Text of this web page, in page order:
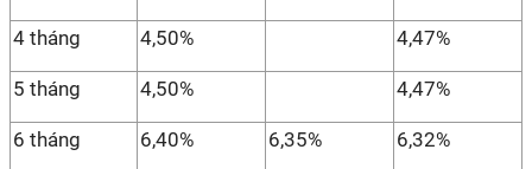
4 tháng 4,50% 4,47%
5 tháng 4,50% 4,47%
6 tháng 6,40% 6,35% 6,32%